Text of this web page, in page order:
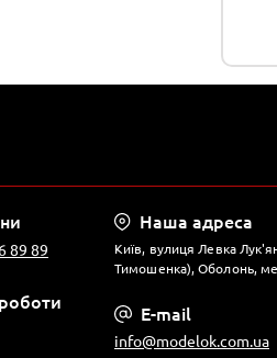
89 89
Наша адреса
Київ, вулиця Левка
Тимошенка), Оболонь,
E-mail
info@modelok.com.ua